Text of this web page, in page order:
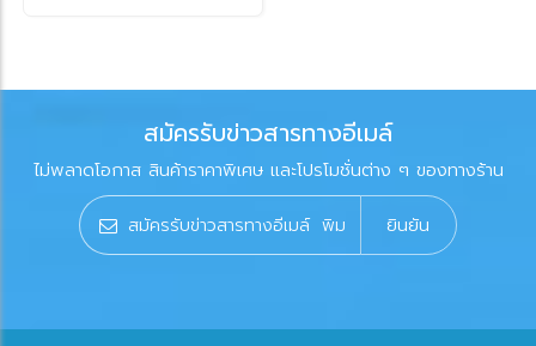
สมัครรับข่าวสารทางอีเมล์
ไม่พลาดโอกาส สินค้าราคาพิเศษ และโปรโมชั่นต่าง ๆ ของทางร้าน
ยินยัน